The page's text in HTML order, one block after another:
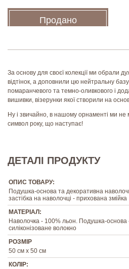
Продано
За основу для своєї колекції ми обрали
відтінок, а доповнили цю нейтральну
помаранчевого та темно-оливкового і
вишивки, візерунки якої створили на
Ну і звичайно, в нашому орнаменті ми
символ року, що наступає!
ДЕТАЛІ ПРОДУКТУ
ОПИС ТОВАРУ:
Подушка-основа та декоративна
застібка на наволочці - прихована змійка
МАТЕРІАЛ:
Наволочка - 100% льон. Подушка-
силіконізоване волокно
РОЗМІР
50 см х 50 см
КОЛІР: